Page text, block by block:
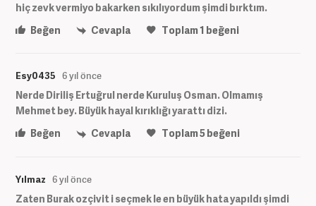
hiç zevk vermiyo bakarken sıkılıyordum şimdi bırktım.
Beğen
Cevapla Toplam1 beğeni
Esy0435 6 yıl önce
Nerde Diriliş Ertuğrul nerde Kuruluş Osman. Olmamış
Mehmet bey. Büyük hayal kırıklığı yarattı dizi.
Beğen
Cevapla Toplam5beğeni
Yılmaz 6 yıl önce
Zaten Burak ozçivit i seçmek le en büyük hata yapıldı şimdi